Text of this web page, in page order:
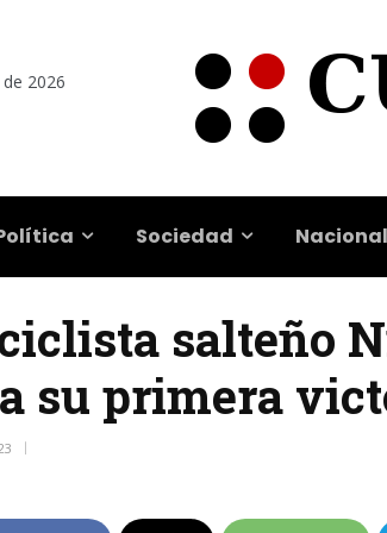
2026
Sociedad
salteño
su primera